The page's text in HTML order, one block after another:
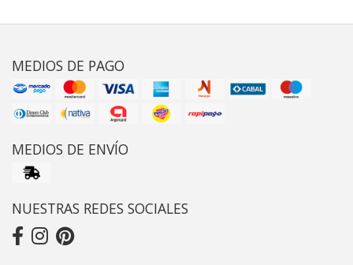
MEDIOS DE PAGO
MEDIOS DE ENVÍO
NUESTRAS REDES SOCIALES